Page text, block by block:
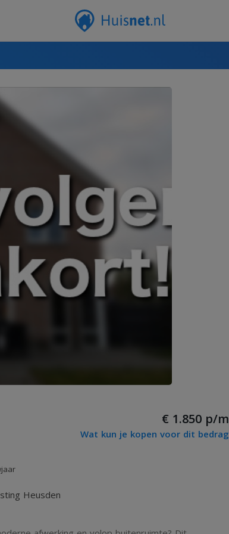
€ 1.850 p/m
Wat kun je kopen voor dit bedrag
Heusden